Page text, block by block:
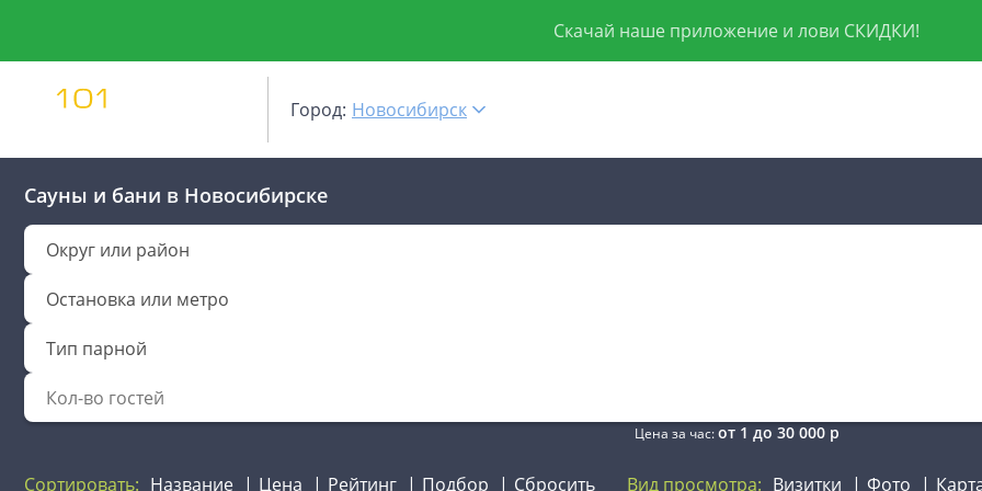
Скачай наше приложение и лови СКИДКИ!
Город: Новосибирск
Сауны и бани в Новосибирске
Округ или район
Остановка или метро
Тип парной
Цена за час:от 1 до 30 000р
Сортировать: Название Цена Рейтинг Подбор Сбросить Вид просмотра: Визитки Фото